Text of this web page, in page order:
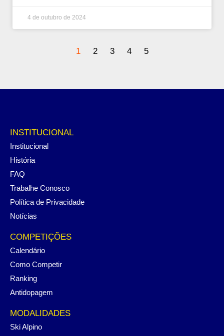
4 de outubro de 2024
1 2 3 4 5
INSTITUCIONAL
Institucional
História
FAQ
Trabalhe Conosco
Política de Privacidade
Notícias
COMPETIÇÕES
Calendário
Como Competir
Ranking
Antidopagem
MODALIDADES
Ski Alpino